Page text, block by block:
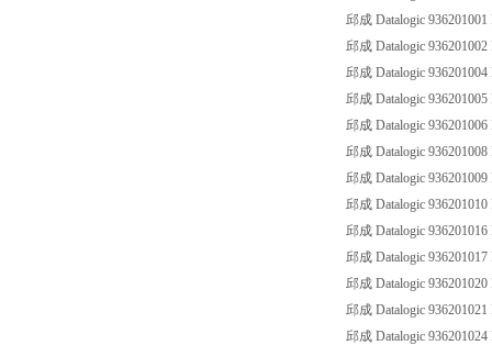
邱成 Datalogic
邱成 Datalogic
邱成 Datalogic
邱成 Datalogic
邱成 Datalogic
邱成 Datalogic
邱成 Datalogic
邱成 Datalogic
邱成 Datalogic
邱成 Datalogic
邱成 Datalogic
邱成 Datalogic
邱成 Datalogic